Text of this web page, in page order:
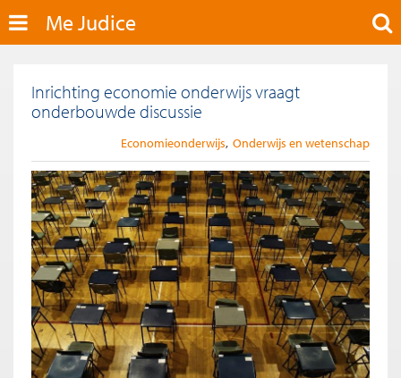
Me Judice
Inrichting economie onderwijs vraagt
onderbouwde discussie
Economieonderwijs Onderwijs en wetenschap